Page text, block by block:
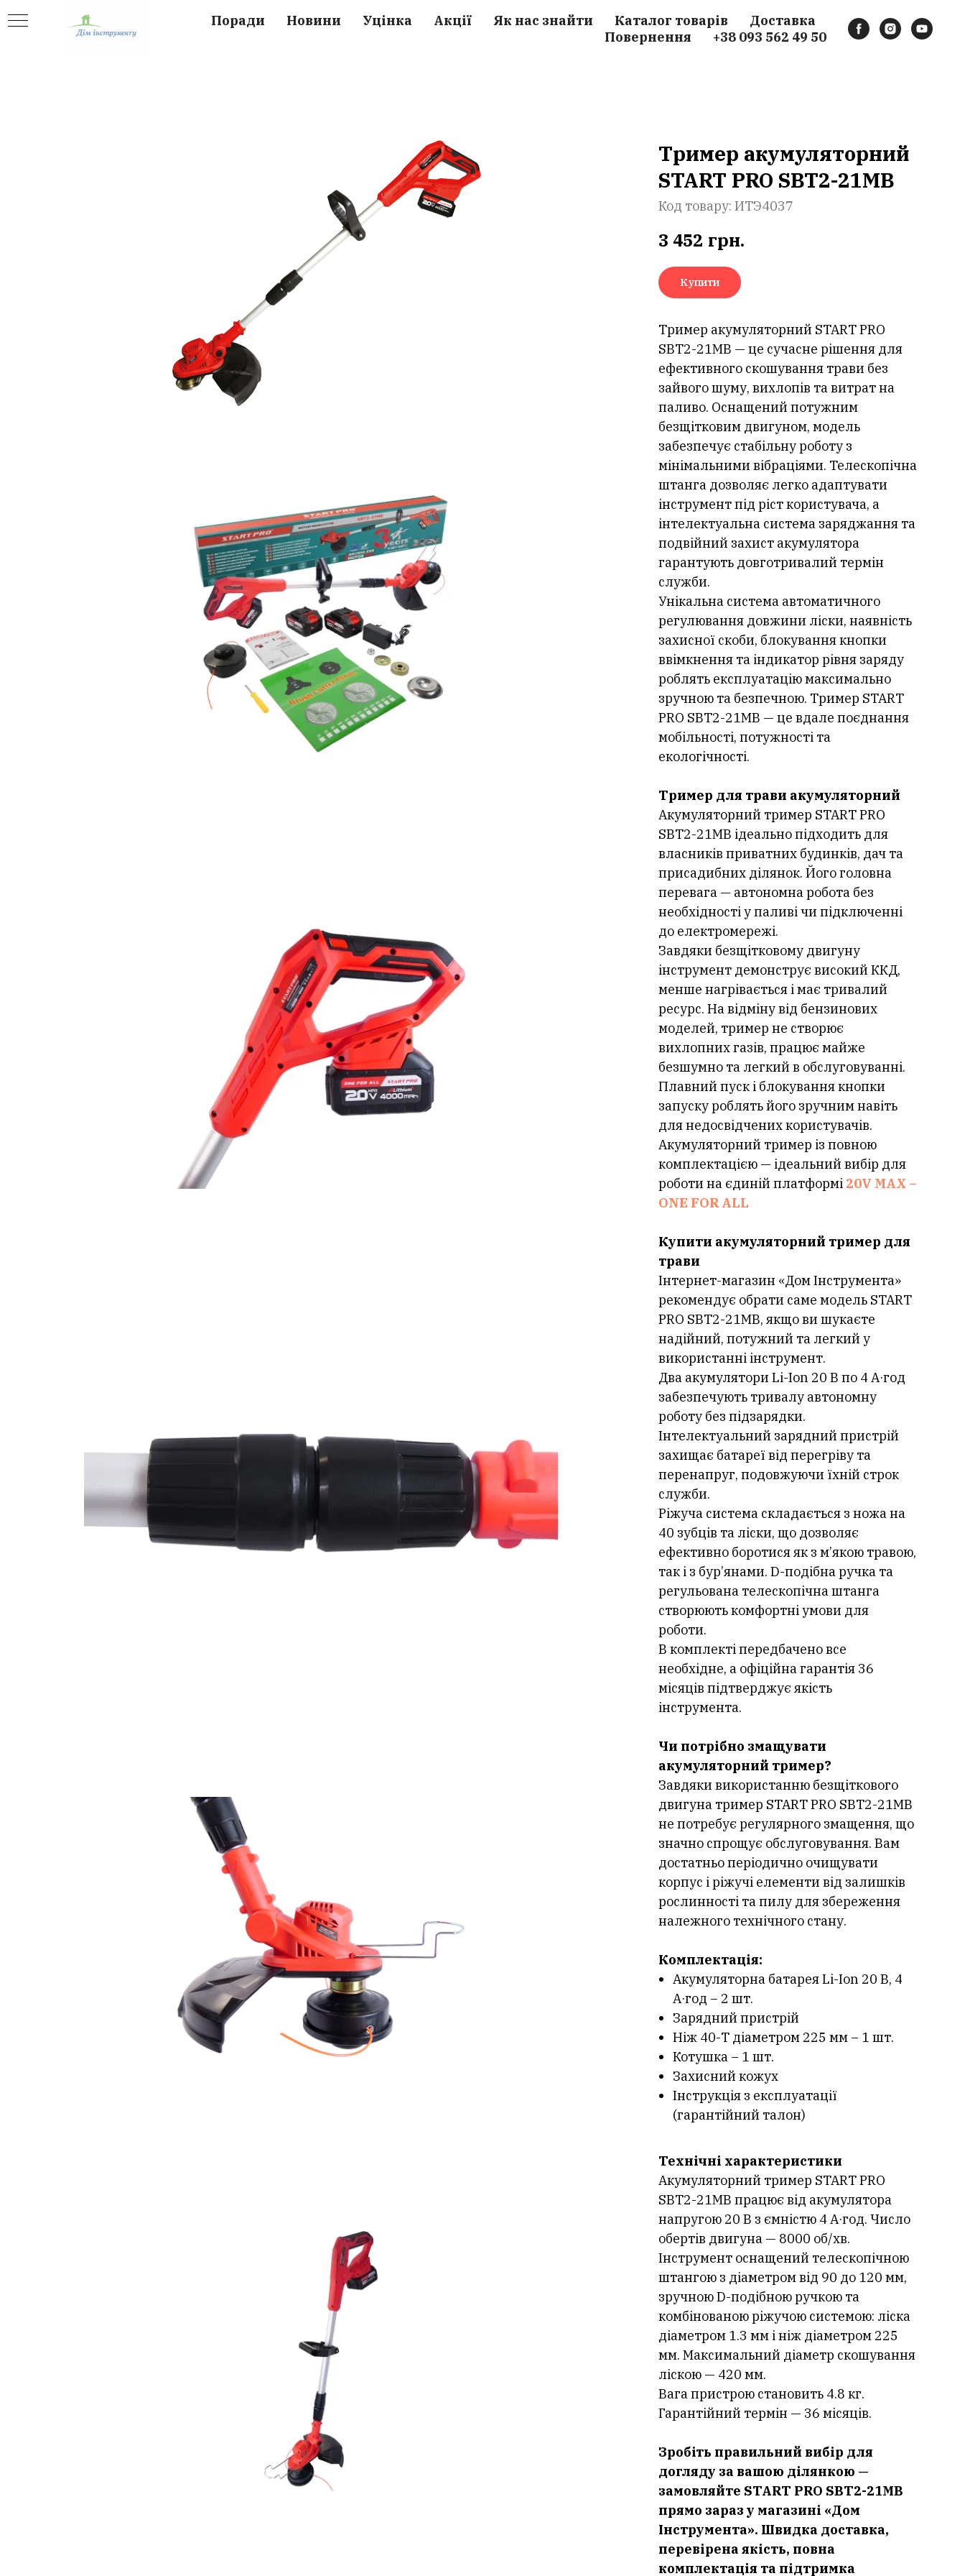
Поради Новини Уцінка Акції Як нас знайти Каталог товарів
Доставка
Повернення
+38 093 562 49 50
Тример акумуляторний
START PRO SBT2-21МВ
Код товару: ИТЭ4037
3 452 грн.
Купити
Тример акумуляторний START PRO
SBT2-21МВ — це сучасне рішення для
ефективного скошування трави без
зайвого шуму, вихлопів та витрат на
паливо. Оснащений потужним
безщітковим двигуном, модель
забезпечує стабільну роботу з
мінімальними вібраціями. Телескопічна
штанга дозволяє легко адаптувати
інструмент під ріст користувача, а
інтелектуальна система заряджання та
подвійний захист акумулятора
гарантують довготривалий термін
служби.
Унікальна система автоматичного
регулювання довжини ліски, наявність
захисної скоби, блокування кнопки
ввімкнення та індикатор рівня заряду
роблять експлуатацію максимально
зручною та безпечною. Тример START
PRO SBT2-21МВ — це вдале поєднання
мобільності, потужності та
екологічності.
Тример для трави акумуляторний
Акумуляторний тример START PRO
SBT2-21МВ ідеально підходить для
власників приватних будинків, дач та
присадибних ділянок. Його головна
перевага — автономна робота без
необхідності у паливі чи підключенні
до електромережі.
Завдяки безщітковому двигуну
інструмент демонструє високий ККД,
менше нагрівається і має тривалий
ресурс. На відміну від бензинових
моделей, тример не створює
вихлопних газів, працює майже
безшумно та легкий в обслуговуванні.
Плавний пуск і блокування кнопки
запуску роблять його зручним навіть
для недосвідчених користувачів.
Акумуляторний тример із повною
комплектацією — ідеальний вибір для
роботи на єдиній платформі 20V MAX –
ONE FOR ALL
Купити акумуляторний тример для
трави
Інтернет-магазин «Дом Інструмента»
рекомендує обрати саме модель START
PRO SBT2-21МВ, якщо ви шукаєте
надійний, потужний та легкий у
використанні інструмент.
Два акумулятори Li-Ion 20 В по 4 А·год
забезпечують тривалу автономну
роботу без підзарядки.
Інтелектуальний зарядний пристрій
захищає батареї від перегріву та
перенапруг, подовжуючи їхній строк
служби.
Ріжуча система складається з ножа на
40 зубців та ліски, що дозволяє
ефективно боротися як з м’якою травою,
так і з бур’янами. D-подібна ручка та
регульована телескопічна штанга
створюють комфортні умови для
роботи.
В комплекті передбачено все
необхідне, а офіційна гарантія 36
місяців підтверджує якість
інструмента.
Чи потрібно змащувати
акумуляторний тример?
Завдяки використанню безщіткового
двигуна тример START PRO SBT2-21МВ
не потребує регулярного змащення, що
значно спрощує обслуговування. Вам
достатньо періодично очищувати
корпус і ріжучі елементи від залишків
рослинності та пилу для збереження
належного технічного стану.
Комплектація:
Акумуляторна батарея Li-Ion 20 В, 4
А·год – 2 шт.
Зарядний пристрій
Ніж 40-Т діаметром 225 мм – 1 шт.
Котушка – 1 шт.
Захисний кожух
Інструкція з експлуатації
(гарантійний талон)
Технічні характеристики
Акумуляторний тример START PRO
SBT2-21МВ працює від акумулятора
напругою 20 В з ємністю 4 А·год. Число
обертів двигуна — 8000 об/хв.
Інструмент оснащений телескопічною
штангою з діаметром від 90 до 120 мм,
зручною D-подібною ручкою та
комбінованою ріжучою системою: ліска
діаметром 1.3 мм і ніж діаметром 225
мм. Максимальний діаметр скошування
ліскою — 420 мм.
Вага пристрою становить 4.8 кг.
Гарантійний термін — 36 місяців.
Зробіть правильний вибір для
догляду за вашою ділянкою —
замовляйте START PRO SBT2-21МВ
прямо зараз у магазині «Дом
Інструмента». Швидка доставка,
перевірена якість, повна
комплектація та підтримка